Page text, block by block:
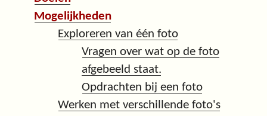
Mogelijkheden
Exploreren van één foto
Vragen over wat op de foto
afgebeeld staat.
Opdrachten bij een foto
Werken met verschillende foto's